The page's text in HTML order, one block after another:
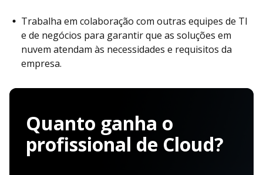
Trabalha em colaboração com outras equipes de TI
e de negócios para garantir que as soluções em
nuvem atendam às necessidades e requisitos da
empresa.
Quanto ganha o
profissional de Cloud?